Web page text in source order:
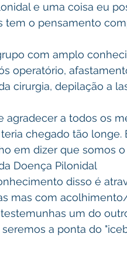
e uma coisa eu
tem o pensamento
com amplo
operatório,
cirurgia, depilação a
agradecer a todos os
chegado tão
em dizer que somos
Doença Pilonidal
disso é
mas com
um do
a ponta do